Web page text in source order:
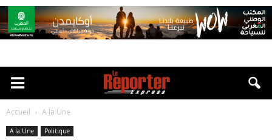
Accueil A la Une
A la Une Politique